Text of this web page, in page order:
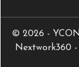
© 2026 -
Nextwork360